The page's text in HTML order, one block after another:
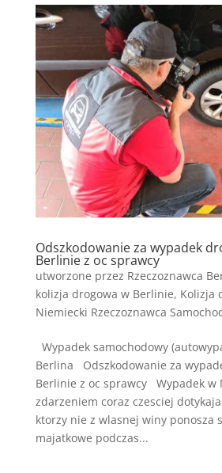
Odszkodowanie za wypadek
Berlinie z oc sprawcy
utworzone przez Rzeczoznawca
kolizja drogowa w Berlinie, Kolizja
Niemiecki Rzeczoznawca
Wypadek samochodowy
Berlina Odszkodowanie za
Berlinie z oc sprawcy Wypadek w
zdarzeniem coraz czesciej
ktorzy nie z wlasnej winy ponosza
majatkowe podczas...